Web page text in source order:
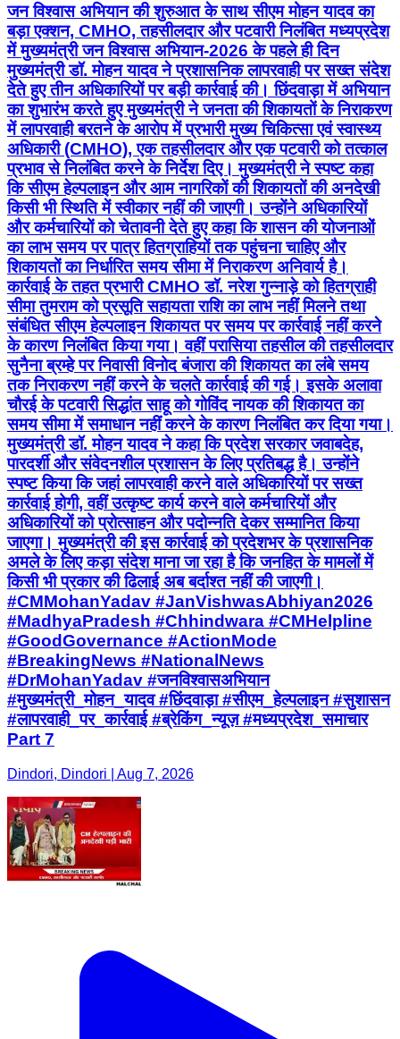
जन विश्वास अभियान की शुरुआत के साथ सीएम मोहन यादव का
बड़ा एक्शन, CMHO, तहसीलदार और पटवारी निलंबित मध्यप्रदेश
में मुख्यमंत्री जन विश्वास अभियान-2026 के पहले ही दिन
मुख्यमंत्री डॉ. मोहन यादव ने प्रशासनिक लापरवाही पर सख्त संदेश
देते हुए तीन अधिकारियों पर बड़ी कार्रवाई की। छिंदवाड़ा में अभियान
का शुभारंभ करते हुए मुख्यमंत्री ने जनता की शिकायतों के निराकरण
में लापरवाही बरतने के आरोप में प्रभारी मुख्य चिकित्सा एवं स्वास्थ्य
अधिकारी (CMHO), एक तहसीलदार और एक पटवारी को तत्काल
प्रभाव से निलंबित करने के निर्देश दिए। मुख्यमंत्री ने स्पष्ट कहा
कि सीएम हेल्पलाइन और आम नागरिकों की शिकायतों की अनदेखी
किसी भी स्थिति में स्वीकार नहीं की जाएगी। उन्होंने अधिकारियों
और कर्मचारियों को चेतावनी देते हुए कहा कि शासन की योजनाओं
का लाभ समय पर पात्र हितग्राहियों तक पहुंचना चाहिए और
शिकायतों का निर्धारित समय सीमा में निराकरण अनिवार्य है।
कार्रवाई के तहत प्रभारी CMHO डॉ. नरेश गुन्नाड़े को हितग्राही
सीमा तुमराम को प्रसूति सहायता राशि का लाभ नहीं मिलने तथा
संबंधित सीएम हेल्पलाइन शिकायत पर समय पर कार्रवाई नहीं करने
के कारण निलंबित किया गया। वहीं परासिया तहसील की तहसीलदार
सुनैना ब्रम्हे पर निवासी विनोद बंजारा की शिकायत का लंबे समय
तक निराकरण नहीं करने के चलते कार्रवाई की गई। इसके अलावा
चौरई के पटवारी सिद्धांत साहू को गोविंद नायक की शिकायत का
समय सीमा में समाधान नहीं करने के कारण निलंबित कर दिया गया।
मुख्यमंत्री डॉ. मोहन यादव ने कहा कि प्रदेश सरकार जवाबदेह,
पारदर्शी और संवेदनशील प्रशासन के लिए प्रतिबद्ध है। उन्होंने
स्पष्ट किया कि जहां लापरवाही करने वाले अधिकारियों पर सख्त
कार्रवाई होगी, वहीं उत्कृष्ट कार्य करने वाले कर्मचारियों और
अधिकारियों को प्रोत्साहन और पदोन्नति देकर सम्मानित किया
जाएगा। मुख्यमंत्री की इस कार्रवाई को प्रदेशभर के प्रशासनिक
अमले के लिए कड़ा संदेश माना जा रहा है कि जनहित के मामलों में
किसी भी प्रकार की ढिलाई अब बर्दाश्त नहीं की जाएगी।
#CMMohanYadav #JanVishwasAbhiyan2026
#MadhyaPradesh #Chhindwara #CMHelpline
#GoodGovernance #ActionMode
#BreakingNews #NationalNews
#DrMohanYadav #जनविश्वासअभियान
#मुख्यमंत्री_मोहन_यादव #छिंदवाड़ा #सीएम_हेल्पलाइन #सुशासन
#लापरवाही_पर_कार्रवाई #ब्रेकिंग_न्यूज़ #मध्यप्रदेश_समाचार
Part 7
Dindori, Dindori | Aug 7, 2026